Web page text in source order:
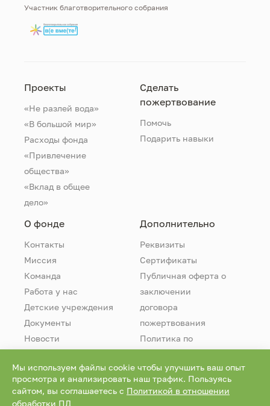
Участник благотворительного собрания
Проекты
«Не разлей вода»
«В большой мир»
Расходы фонда
«Привлечение
общества»
«Вклад в общее
дело»
Сделать
пожертвование
Помочь
Подарить навыки
О фонде
Контакты
Миссия
Команда
Работа у нас
Детские учреждения
Документы
Новости
Дополнительно
Реквизиты
Сертификаты
Публичная оферта о
заключении
договора
пожертвования
Политика по
персональных
данных
Мы используем файлы cookie чтобы улучшить ваш опыт
просмотра и анализировать наш трафик. Пользуясь
сайтом, вы соглашаетесь с Политикой в отношении
обработки ПД